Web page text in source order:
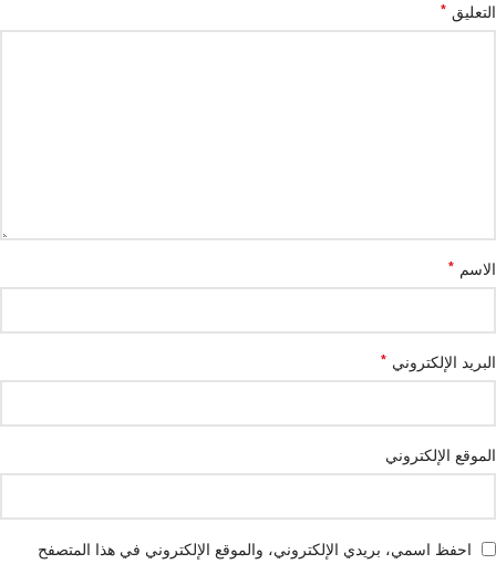
التعليق *
الاسم *
البريد الإلكتروني *
الموقع الإلكتروني
احفظ اسمي، بريدي الإلكتروني، والموقع الإلكتروني في هذا المتصفح